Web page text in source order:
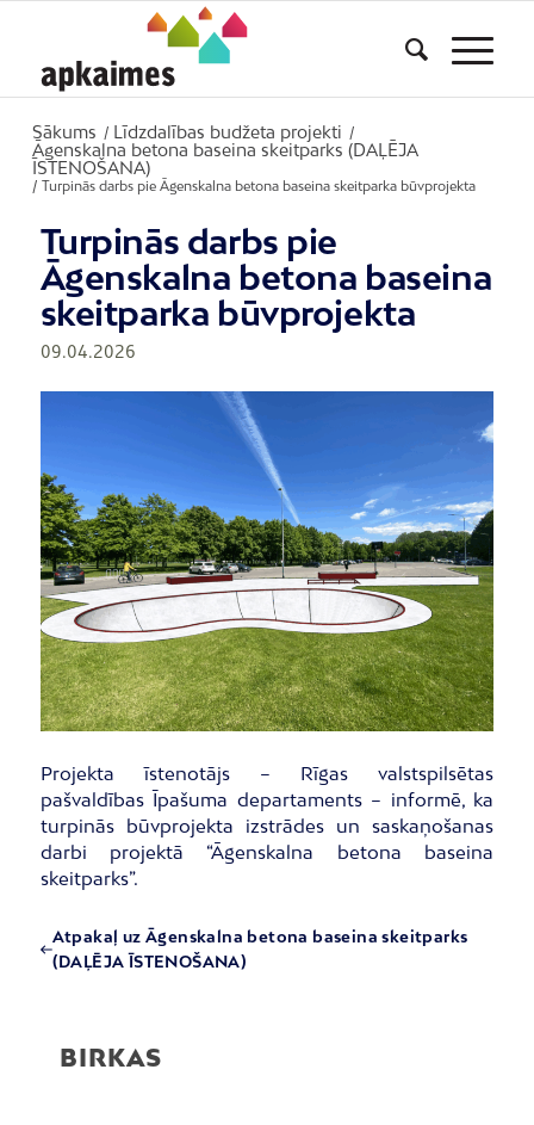
Sākums / Līdzdalības budžeta projekti /
Āgenskalna betona baseina skeitparks (DAĻĒJA
ĪSTENOŠANA)
/ Turpinās darbs pie Āgenskalna betona baseina skeitparka būvprojekta
Turpinās darbs pie
Āgenskalna betona baseina
skeitparka būvprojekta
09.04.2026
Projekta īstenotājs – Rīgas valstspilsētas
pašvaldības Īpašuma departaments – informē, ka
turpinās būvprojekta izstrādes un saskaņošanas
darbi projektā “Āgenskalna betona baseina
skeitparks”.
Atpakaļ uz Āgenskalna betona baseina skeitparks
(DAĻĒJA ĪSTENOŠANA)
BIRKAS